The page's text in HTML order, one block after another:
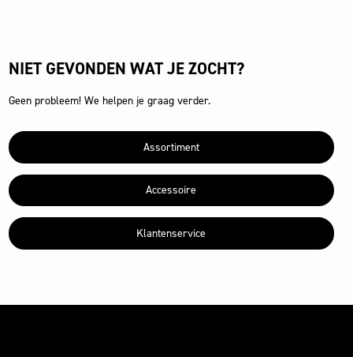
NIET GEVONDEN WAT JE ZOCHT?
Geen probleem! We helpen je graag verder.
Assortiment
Accessoire
Klantenservice